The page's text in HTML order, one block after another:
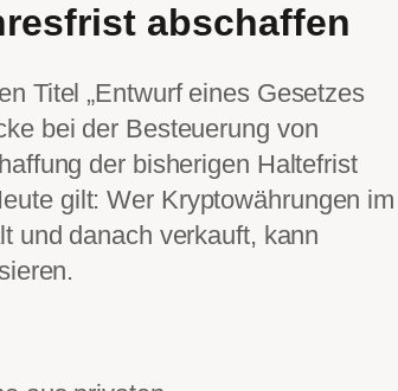
abschaffen
Titel „Entwurf eines Gesetzes
bei der Besteuerung von
der bisherigen Haltefrist
gilt: Wer Kryptowährungen im
und danach verkauft, kann